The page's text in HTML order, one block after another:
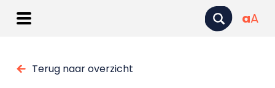
aA
Terug naar overzicht